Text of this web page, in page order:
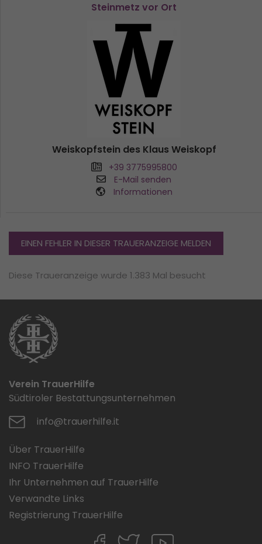
Steinmetz vor Ort
Weiskopfstein des Klaus Weiskopf
+39 3775995800
E-Mail senden
Informationen
EINEN FEHLER IN DIESER TRAUERANZEIGE MELDEN
Diese Traueranzeige wurde 1.383 Mal besucht
Verein TrauerHilfe
Südtiroler Bestattungsunternehmen
info@trauerhilfe.it
Über TrauerHilfe
INFO TrauerHilfe
Ihr Unternehmen auf TrauerHilfe
Verwandte Links
Registrierung TrauerHilfe